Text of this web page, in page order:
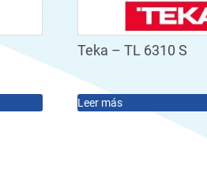
Teka – TL 6310 S
Leer más